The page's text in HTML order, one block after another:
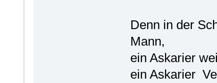
Denn in der
Mann,
ein Askarier
ein Askarier